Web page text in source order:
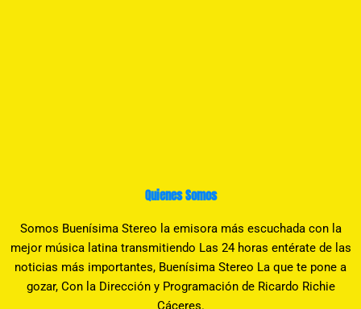
Quienes Somos
Somos Buenísima Stereo la emisora más escuchada con la
mejor música latina transmitiendo Las 24 horas entérate de las
noticias más importantes, Buenísima Stereo La que te pone a
gozar, Con la Dirección y Programación de Ricardo Richie
Cáceres.